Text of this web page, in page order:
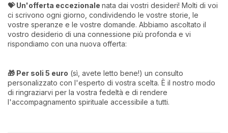
💝 Un'offerta eccezionale nata dai vostri desideri! Molti di voi
ci scrivono ogni giorno, condividendo le vostre storie, le
vostre speranze e le vostre domande. Abbiamo ascoltato il
vostro desiderio di una connessione più profonda e vi
rispondiamo con una nuova offerta:
🎁 Per soli 5 euro (sì, avete letto bene!) un consulto
personalizzato con l'esperto di vostra scelta. È il nostro modo
di ringraziarvi per la vostra fedeltà e di rendere
l'accompagnamento spirituale accessibile a tutti.